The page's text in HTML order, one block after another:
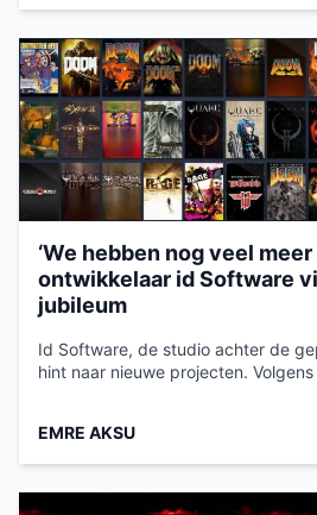
‘We hebben nog veel
ontwikkelaar id Software
jubileum
Id Software, de studio achter de
hint naar nieuwe projecten.
EMRE AKSU